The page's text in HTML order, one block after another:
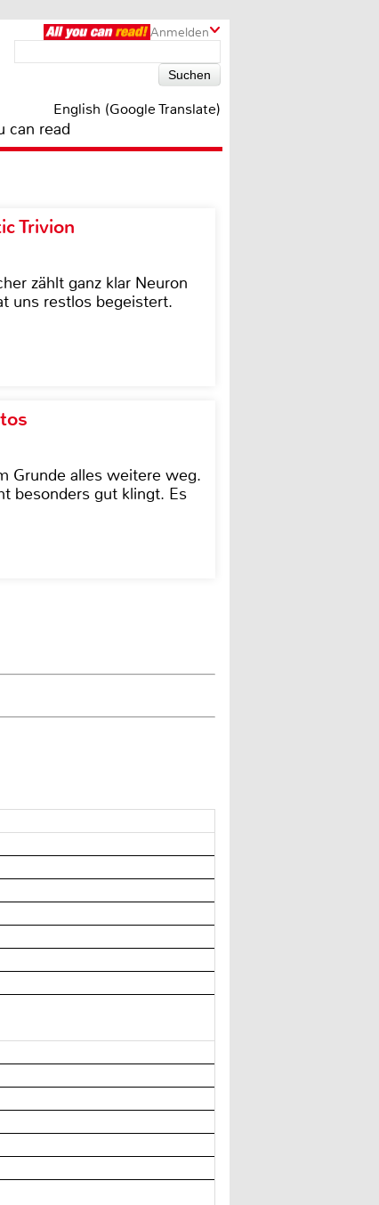
Anmelden
English (Google Translate)
can read
Trivion
zählt ganz klar Neuron
uns restlos begeistert.
Grunde alles weitere weg.
besonders gut klingt. Es